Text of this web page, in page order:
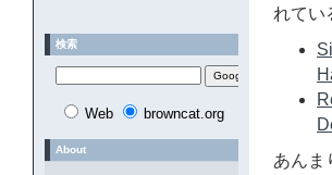
れてい
あんま
検索
Web browncat.org
About